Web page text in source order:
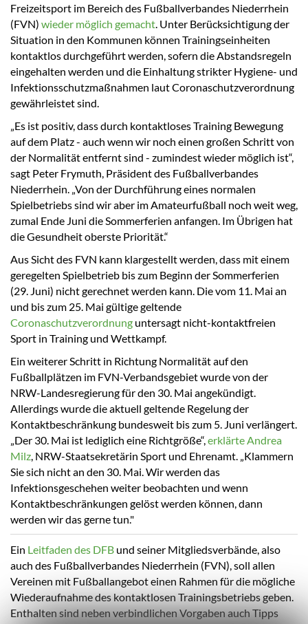
Freizeitsport im Bereich des Fußballverbandes Niederrhein
(FVN) wieder möglich gemacht. Unter Berücksichtigung der
Situation in den Kommunen können Trainingseinheiten
kontaktlos durchgeführt werden, sofern die Abstandsregeln
eingehalten werden und die Einhaltung strikter Hygiene- und
Infektionsschutzmaßnahmen laut Coronaschutzverordnung
gewährleistet sind.
„Es ist positiv, dass durch kontaktloses Training Bewegung
auf dem Platz - auch wenn wir noch einen großen Schritt von
der Normalität entfernt sind - zumindest wieder möglich ist“,
sagt Peter Frymuth, Präsident des Fußballverbandes
Niederrhein. „Von der Durchführung eines normalen
Spielbetriebs sind wir aber im Amateurfußball noch weit weg,
zumal Ende Juni die Sommerferien anfangen. Im Übrigen hat
die Gesundheit oberste Priorität.“
Aus Sicht des FVN kann klargestellt werden, dass mit einem
geregelten Spielbetrieb bis zum Beginn der Sommerferien
(29. Juni) nicht gerechnet werden kann. Die vom 11. Mai an
und bis zum 25. Mai gültige geltende
Coronaschutzverordnung untersagt nicht-kontaktfreien
Sport in Training und Wettkampf.
Ein weiterer Schritt in Richtung Normalität auf den
Fußballplätzen im FVN-Verbandsgebiet wurde von der
NRW-Landesregierung für den 30. Mai angekündigt.
Allerdings wurde die aktuell geltende Regelung der
Kontaktbeschränkung bundesweit bis zum 5. Juni verlängert.
„Der 30. Mai ist lediglich eine Richtgröße“,erklärte Andrea
Milz, NRW-Staatsekretärin Sport und Ehrenamt. „Klammern
Sie sich nicht an den 30. Mai. Wir werden das
Infektionsgeschehen weiter beobachten und wenn
Kontaktbeschränkungen gelöst werden können, dann
werden wir das gerne tun."
Ein Leitfaden des DFB und seiner Mitgliedsverbände, also
auch des Fußballverbandes Niederrhein (FVN), soll allen
Vereinen mit Fußballangebot einen Rahmen für die mögliche
Wiederaufnahme des kontaktlosen Trainingsbetriebs geben.
Enthalten sind neben verbindlichen Vorgaben auch Tipps